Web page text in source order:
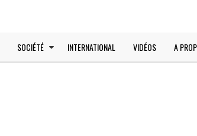
SOCIÉTÉ INTERNATIONAL VIDÉOS A